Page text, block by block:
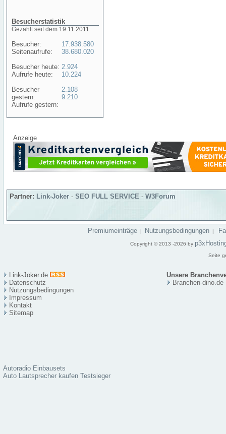
Besucherstatistik
Gezählt seit dem 19.11.2011
Besucher:
Seitenaufrufe:
Besucher heute:
Aufrufe heute:
Besucher
gestern:
Aufrufe gestern:
17.938.580
38.680.020
2.924
10.224
2.108
9.210
Anzeige
Partner: Link-Joker - SEO FULL SERVICE - W3Forum
Premiumeinträge | Nutzungsbedingungen |
Copyright © 2013 -2026 by
Seite
Link-Joker.de
Unsere
Datenschutz
Nutzungsbedingungen
Impressum
Kontakt
Sitemap
Branchen-dino.de
Autoradio Einbausets
Auto Lautsprecher kaufen Testsieger